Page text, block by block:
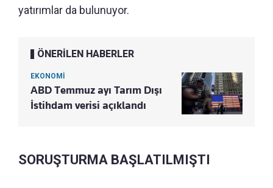
yatırımlar da bulunuyor.
ÖNERİLEN HABERLER
EKONOMİ
ABD Temmuz ayı Tarım Dışı
İstihdam verisi açıklandı
SORUŞTURMA BAŞLATILMIŞTI